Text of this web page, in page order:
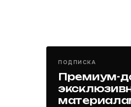
ПОДПИСКА
Премиум-